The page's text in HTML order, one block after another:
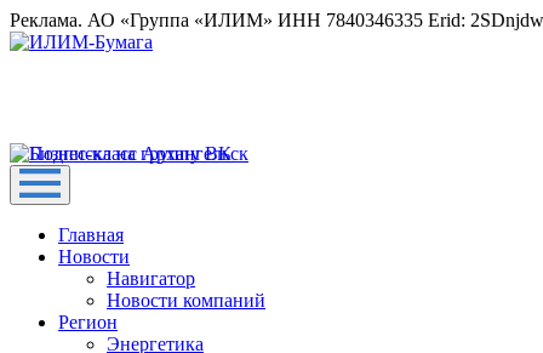
Реклама. АО «Группа «ИЛИМ» ИНН 7840346335 Erid:
Главная
Новости
Навигатор
Новости компаний
Регион
Энергетика